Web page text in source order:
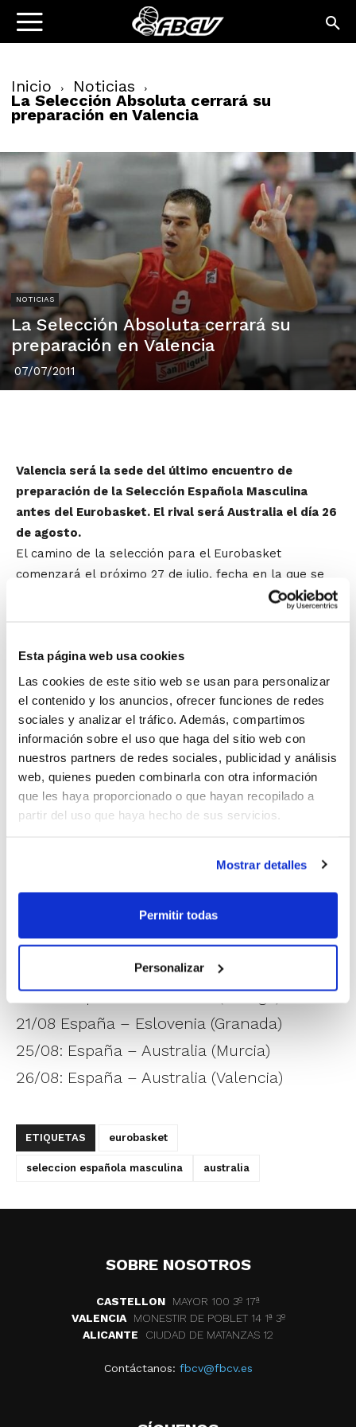
Esta página web usa cookies
Las cookies de este sitio web se usan para personalizar
el contenido y los anuncios, ofrecer funciones de redes
sociales y analizar el tráfico. Además, compartimos
información sobre el uso que haga del sitio web con
nuestros partners de redes sociales, publicidad y análisis
web, quienes pueden combinarla con otra información
que les haya proporcionado o que hayan recopilado a
partir del uso que haya hecho de sus servicios.
Mostrar detalles
Permitir todas
Personalizar
Inicio Noticias
La Selección Absoluta cerrará su
preparación en Valencia
NOTICIAS
La Selección Absoluta cerrará su
preparación en Valencia
07/07/2011
Valencia será la sede del último encuentro de
preparación de la Selección Española Masculina
antes del Eurobasket. El rival será Australia el día 26
de agosto.
El camino de la selección para el Eurobasket
comenzará el próximo 27 de julio, fecha en la que se
presentarán ante los medios de comunicación los
Serán días de intensa preparación justo antes de
comenzar la serie de partidos amistosos.
Ocho partidos, siete de ellos en España (Almería,
Madrid, Guadalajara, Málaga, Granada, Murcia y
Valencia) y uno en Lituania marcarán el ritmo en la
preparación para el Eurobasket en la que Francia,
Bulgaria, Lituania, Eslovenia y Australia son los rivales
elegidos para la puesta punto.
09/08: España – Francia (Almería)
13/08: España – Lituania (Madrid)
15/08: España – Bulgaria (Guadalajara)
18/08: Lituania – España (Kaunas)
20/08: España – Eslovenia (Málaga)
21/08 España – Eslovenia (Granada)
25/08: España – Australia (Murcia)
26/08: España – Australia (Valencia)
ETIQUETAS eurobasket
seleccion española masculina australia
SOBRE NOSOTROS
CASTELLON
MAYOR 100 3º 17ª
VALENCIA
MONESTIR DE POBLET 14 1ª 3º
ALICANTE
CIUDAD DE MATANZAS 12
Contáctanos: fbcv@fbcv.es